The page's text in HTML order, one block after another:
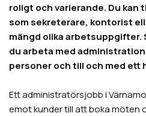
roligt och varierande. Du kan
som sekreterare, kontorist
mängd olika arbetsuppgifter.
du arbeta med
personer och till och med ett
Ett administratörsjobb i
emot kunder till att boka möten